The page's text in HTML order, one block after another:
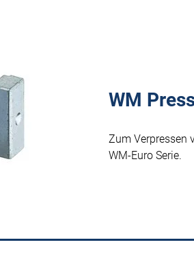
WM
Zum Verpressen
WM-Euro Serie.